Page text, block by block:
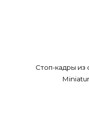
Стоп-кадры из